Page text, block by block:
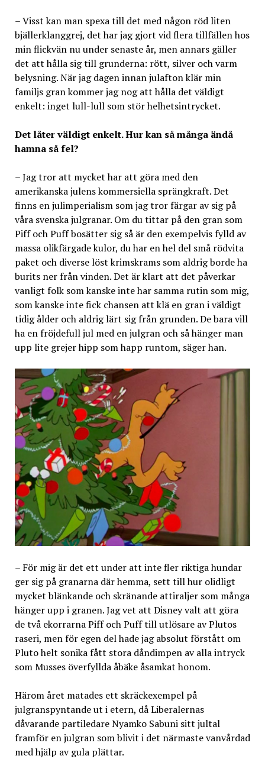
– Visst kan man spexa till det med någon röd liten
bjällerklanggrej, det har jag gjort vid flera tillfällen hos
min flickvän nu under senaste år, men annars gäller
det att hålla sig till grunderna: rött, silver och varm
belysning. När jag dagen innan julafton klär min
familjs gran kommer jag nog att hålla det väldigt
enkelt: inget lull-lull som stör helhetsintrycket.
Det låter väldigt enkelt. Hur kan så många ändå
hamna så fel?
– Jag tror att mycket har att göra med den
amerikanska julens kommersiella sprängkraft. Det
finns en julimperialism som jag tror färgar av sig på
våra svenska julgranar. Om du tittar på den gran som
Piff och Puff bosätter sig så är den exempelvis fylld av
massa olikfärgade kulor, du har en hel del små rödvita
paket och diverse löst krimskrams som aldrig borde ha
burits ner från vinden. Det är klart att det påverkar
vanligt folk som kanske inte har samma rutin som mig,
som kanske inte fick chansen att klä en gran i väldigt
tidig ålder och aldrig lärt sig från grunden. De bara vill
ha en fröjdefull jul med en julgran och så hänger man
upp lite grejer hipp som happ runtom, säger han.
– För mig är det ett under att inte fler riktiga hundar
ger sig på granarna där hemma, sett till hur olidligt
mycket blänkande och skränande attiraljer som många
hänger upp i granen. Jag vet att Disney valt att göra
de två ekorrarna Piff och Puff till utlösare av Plutos
raseri, men för egen del hade jag absolut förstått om
Pluto helt sonika fått stora dåndimpen av alla intryck
som Musses överfyllda åbäke åsamkat honom.
Härom året matades ett skräckexempel på
julgranspyntande ut i etern, då Liberalernas
dåvarande partiledare Nyamko Sabuni sitt jultal
framför en julgran som blivit i det närmaste vanvårdad
med hjälp av gula plättar.